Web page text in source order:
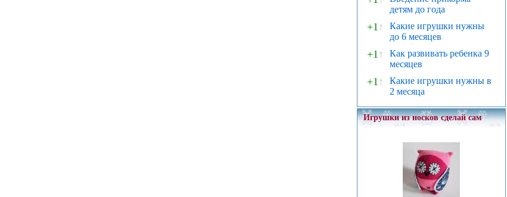
детям до года
+1↑
Какие игрушки нужны
до 6 месяцев
+1↑
Как развивать ребенка 9
месяцев
+1↑
Какие игрушки нужны в
2 месяца
Игрушки из носков сделай сам